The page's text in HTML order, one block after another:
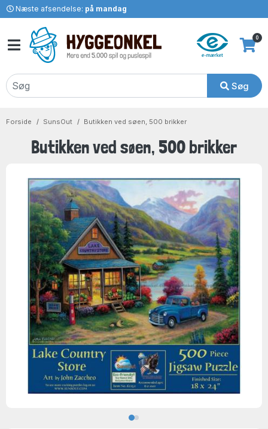
Næste afsendelse: på mandag
Søg
0
Forside SunsOut Butikken ved søen, 500 brikker
Butikken ved søen, 500 brikker